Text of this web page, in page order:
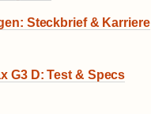
Steckbrief & Karriere
G3 D: Test & Specs